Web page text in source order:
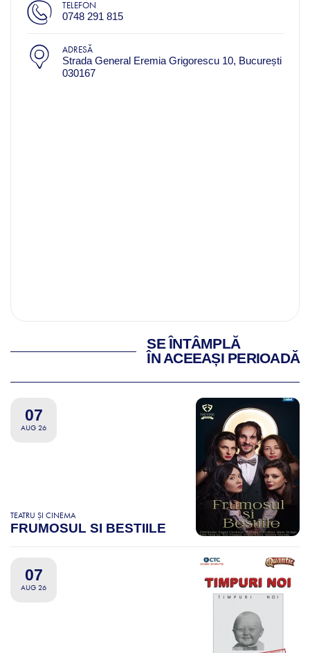
TELEFON
0748 291 815
ADRESĂ
Strada General Eremia Grigorescu 10, București
030167
SE ÎNTÂMPLĂ
ÎN ACEEAȘI PERIOADĂ
07
AUG 26
TEATRU ȘI CINEMA
FRUMOSUL SI BESTIILE
07
AUG 26